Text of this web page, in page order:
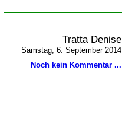
Tratta Denise
Samstag, 6. September 2014
Noch kein Kommentar ...